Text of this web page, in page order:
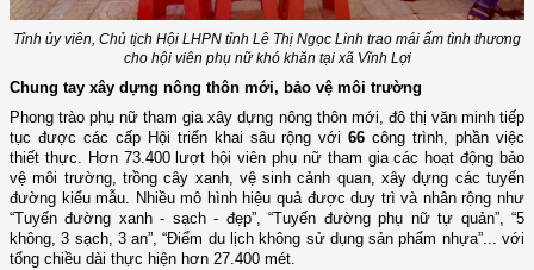
Tỉnh ủy viên, Chủ tịch Hội LHPN tỉnh Lê Thị Ngọc Linh trao mái ấm tình thương
cho hội viên phụ nữ khó khăn tại xã Vĩnh Lợi
Chung tay xây dựng nông thôn mới, bảo vệ môi trường
Phong trào phụ nữ tham gia xây dựng nông thôn mới, đô thị văn minh tiếp
tục được các cấp Hội triển khai sâu rộng với66 công trình, phần việc
thiết thực. Hơn 73.400 lượt hội viên phụ nữ tham gia các hoạt động bảo
vệ môi trường, trồng cây xanh, vệ sinh cảnh quan, xây dựng các tuyến
đường kiểu mẫu. Nhiều mô hình hiệu quả được duy trì và nhân rộng như
“Tuyến đường xanh - sạch - đẹp”, “Tuyến đường phụ nữ tự quản”, “5
không, 3 sạch, 3 an”, “Điểm du lịch không sử dụng sản phẩm nhựa”... với
tổng chiều dài thực hiện hơn 27.400 mét.